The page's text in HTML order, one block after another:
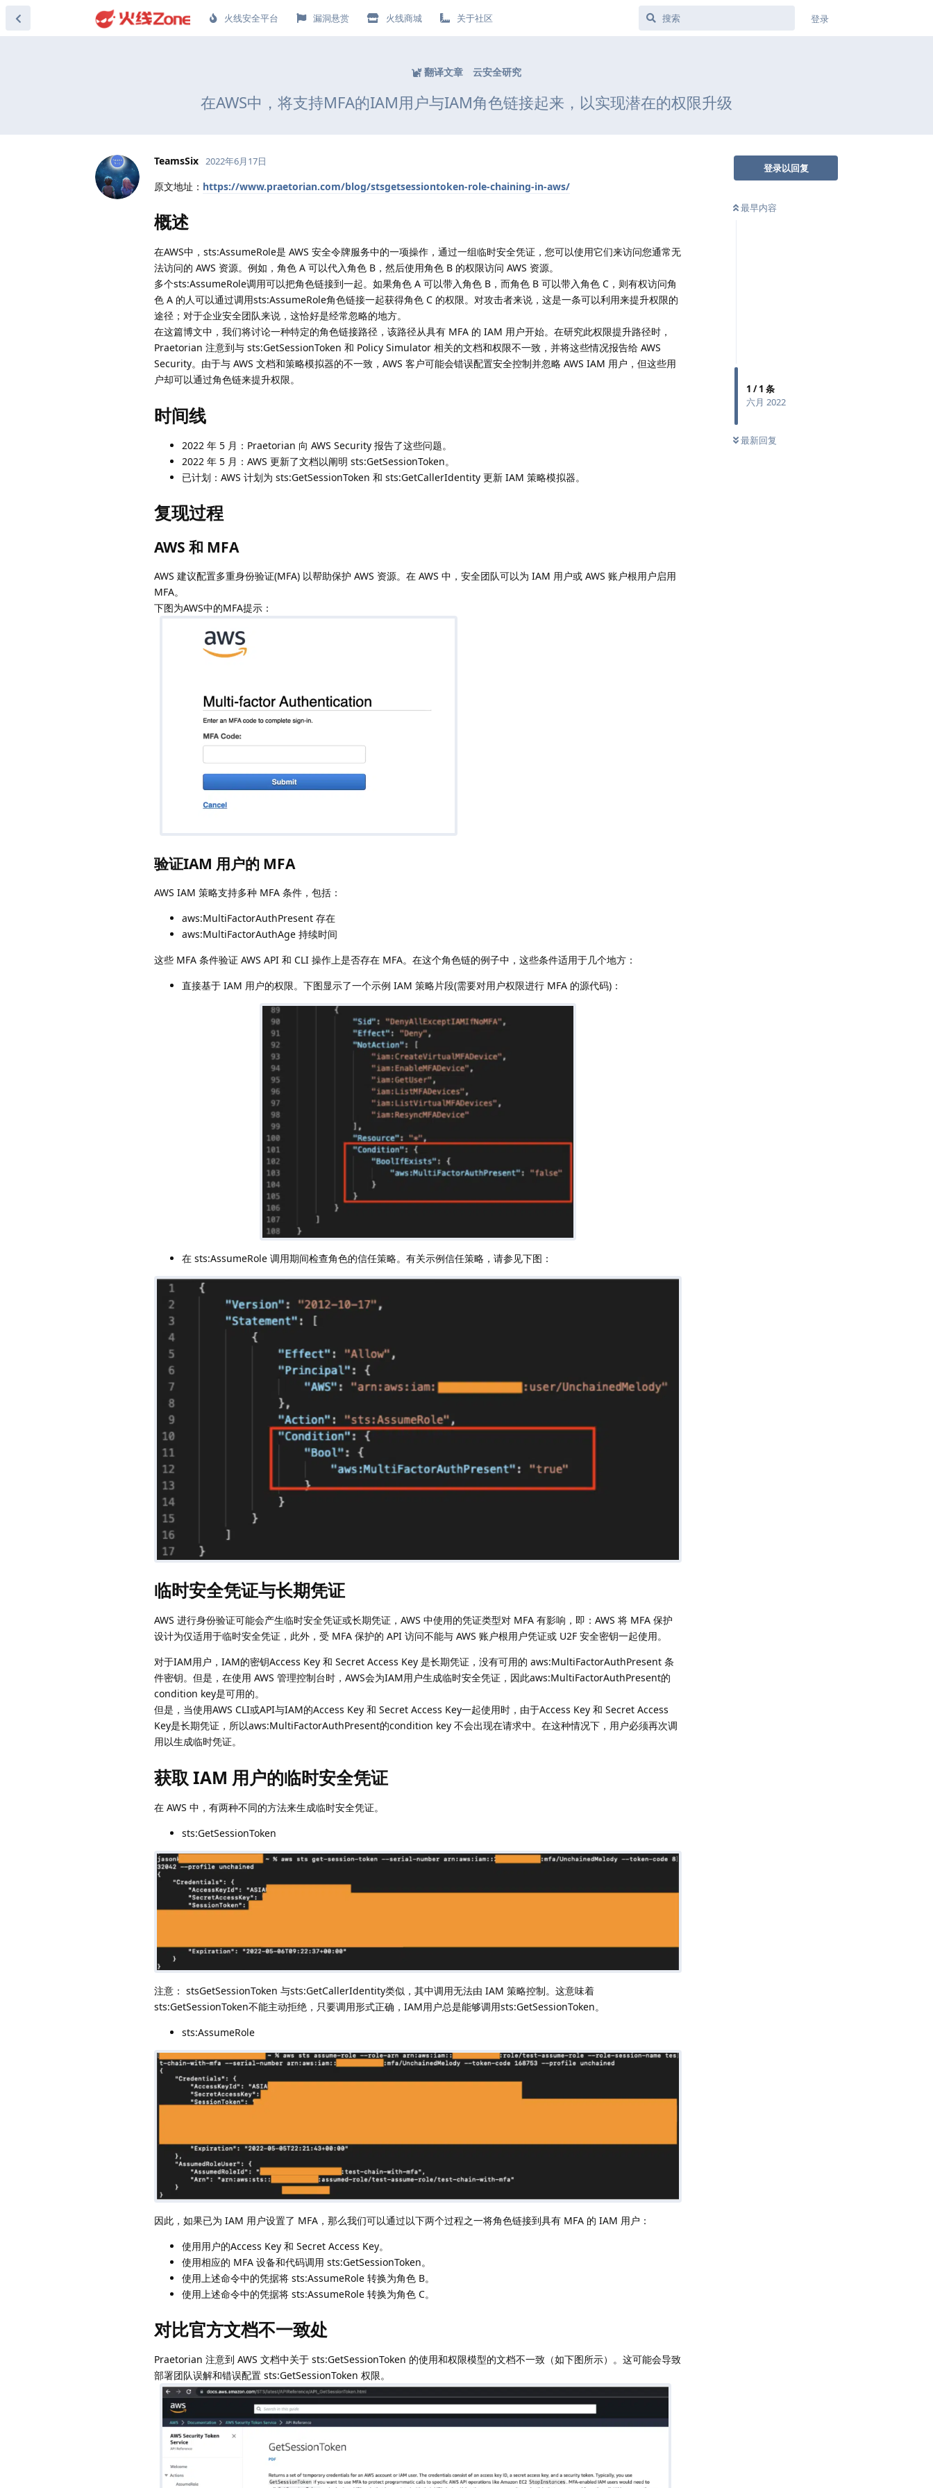
火线安全平台 漏洞悬赏 火线商城 关于社区 登录
翻译文章 云安全研究
在AWS中，将支持MFA的IAM用户与IAM角色链接起来，以实现潜在的权限升级
登录以回复
最早内容
1 /1 条
六月 2022
最新回复
TeamsSix 2022年6月17日
原文地址： https://www.praetorian.com/blog/stsgetsessiontoken-role-chaining-in-aws/
概述
在AWS中，sts:AssumeRole是 AWS 安全令牌服务中的一项操作，通过一组临时安全凭证，您可以使用它们来访问您通常无
法访问的 AWS 资源。例如，角色 A 可以代入角色 B，然后使用角色 B 的权限访问 AWS 资源。
多个sts:AssumeRole调用可以把角色链接到一起。如果角色 A 可以带入角色 B，而角色 B 可以带入角色 C，则有权访问角
色 A 的人可以通过调用sts:AssumeRole角色链接一起获得角色 C 的权限。对攻击者来说，这是一条可以利用来提升权限的
途径；对于企业安全团队来说，这恰好是经常忽略的地方。
在这篇博文中，我们将讨论一种特定的角色链接路径，该路径从具有 MFA 的 IAM 用户开始。在研究此权限提升路径时，
Praetorian 注意到与 sts:GetSessionToken 和 Policy Simulator 相关的文档和权限不一致，并将这些情况报告给 AWS
Security。由于与 AWS 文档和策略模拟器的不一致，AWS 客户可能会错误配置安全控制并忽略 AWS IAM 用户，但这些用
户却可以通过角色链来提升权限。
时间线
2022 年 5 月：Praetorian 向 AWS Security 报告了这些问题。
2022 年 5 月：AWS 更新了文档以阐明 sts:GetSessionToken。
已计划：AWS 计划为 sts:GetSessionToken 和 sts:GetCallerIdentity 更新 IAM 策略模拟器。
复现过程
AWS 和 MFA
AWS 建议配置多重身份验证(MFA) 以帮助保护 AWS 资源。在 AWS 中，安全团队可以为 IAM 用户或 AWS 账户根用户启用
MFA。
下图为AWS中的MFA提示：
验证IAM 用户的 MFA
AWS IAM 策略支持多种 MFA 条件，包括：
aws:MultiFactorAuthPresent 存在
aws:MultiFactorAuthAge 持续时间
这些 MFA 条件验证 AWS API 和 CLI 操作上是否存在 MFA。在这个角色链的例子中，这些条件适用于几个地方：
直接基于 IAM 用户的权限。下图显示了一个示例 IAM 策略片段(需要对用户权限进行 MFA 的源代码)：
在 sts:AssumeRole 调用期间检查角色的信任策略。有关示例信任策略，请参见下图：
临时安全凭证与长期凭证
AWS 进行身份验证可能会产生临时安全凭证或长期凭证，AWS 中使用的凭证类型对 MFA 有影响，即：AWS 将 MFA 保护
设计为仅适用于临时安全凭证，此外，受 MFA 保护的 API 访问不能与 AWS 账户根用户凭证或 U2F 安全密钥一起使用。
对于IAM用户，IAM的密钥Access Key 和 Secret Access Key 是长期凭证，没有可用的 aws:MultiFactorAuthPresent 条
件密钥。但是，在使用 AWS 管理控制台时，AWS会为IAM用户生成临时安全凭证，因此aws:MultiFactorAuthPresent的
condition key是可用的。
但是，当使用AWS CLI或API与IAM的Access Key 和 Secret Access Key一起使用时，由于Access Key 和 Secret Access
Key是长期凭证，所以aws:MultiFactorAuthPresent的condition key 不会出现在请求中。在这种情况下，用户必须再次调
用以生成临时凭证。
获取 IAM 用户的临时安全凭证
在 AWS 中，有两种不同的方法来生成临时安全凭证。
sts:GetSessionToken
注意： stsGetSessionToken 与sts:GetCallerIdentity类似，其中调用无法由 IAM 策略控制。这意味着
sts:GetSessionToken不能主动拒绝，只要调用形式正确，IAM用户总是能够调用sts:GetSessionToken。
sts:AssumeRole
因此，如果已为 IAM 用户设置了 MFA，那么我们可以通过以下两个过程之一将角色链接到具有 MFA 的 IAM 用户：
使用用户的Access Key 和 Secret Access Key。
使用相应的 MFA 设备和代码调用 sts:GetSessionToken。
使用上述命令中的凭据将 sts:AssumeRole 转换为角色 B。
使用上述命令中的凭据将 sts:AssumeRole 转换为角色 C。
对比官方文档不一致处
Praetorian 注意到 AWS 文档中关于 sts:GetSessionToken 的使用和权限模型的文档不一致（如下图所示）。这可能会导致
部署团队误解和错误配置 sts:GetSessionToken 权限。